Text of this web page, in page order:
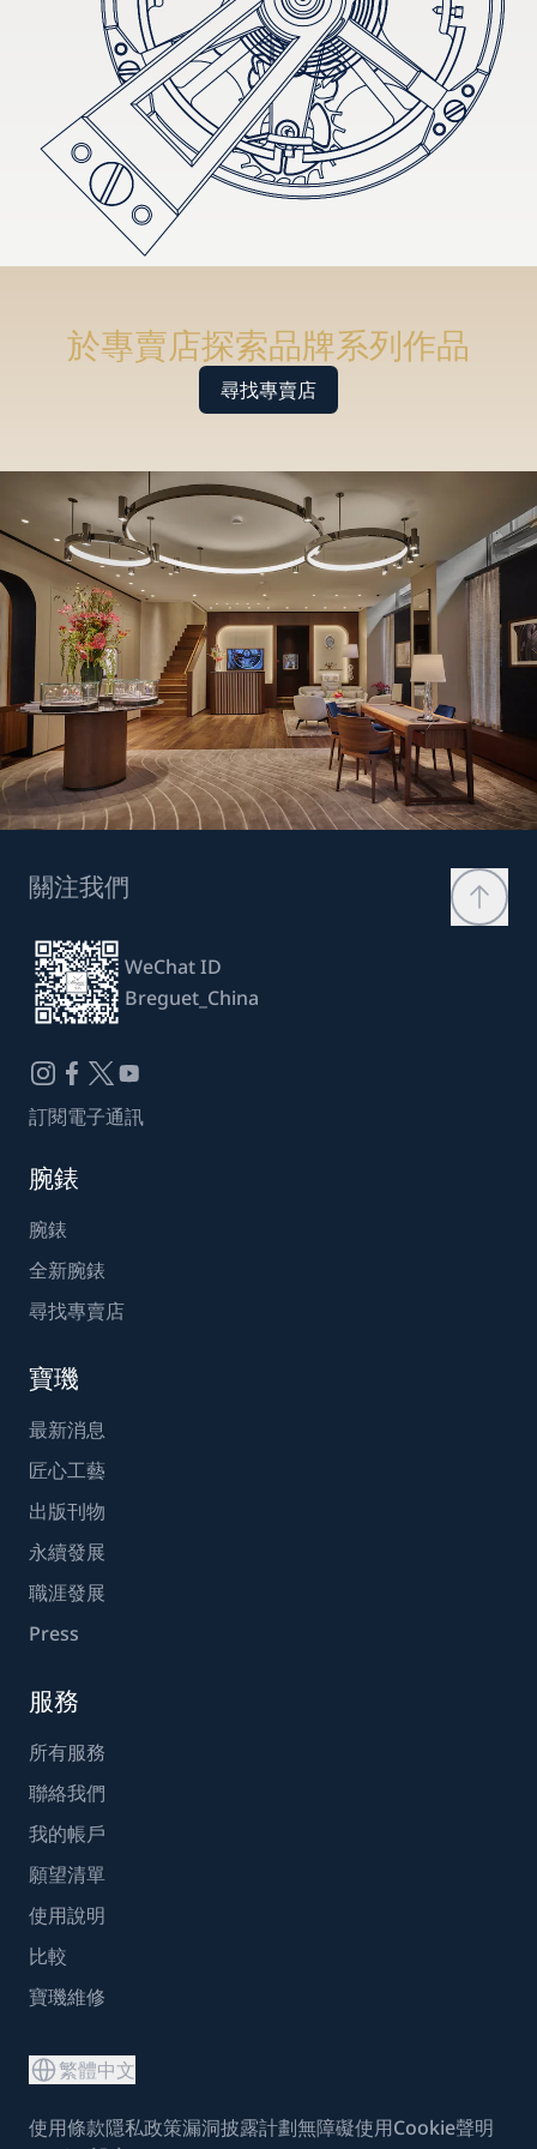
於專賣店探索品牌系列作品
尋找專賣店
關注我們
WeChat ID
Breguet_China
訂閱電子通訊
腕錶
腕錶
全新腕錶
尋找專賣店
寶璣
最新消息
匠心工藝
出版刊物
永續發展
職涯發展
Press
服務
所有服務
聯絡我們
我的帳戶
願望清單
使用說明
比較
寶璣維修
繁體中文
使用條款隱私政策漏洞披露計劃無障礙使用Cookie聲明